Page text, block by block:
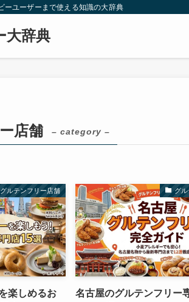
ーユーザーまで使える知識の大辞典
大辞典
店舗 – category –
グルテンフリー店舗
楽しめるお
グ
名古屋のグルテンフリー